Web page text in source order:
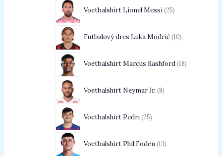
Voetbalshirt Lionel Messi 25
Futbalový dres Luka Modrić 10
Voetbalshirt Marcus Rashford 18
Voetbalshirt Neymar Jr. 8
Voetbalshirt Pedri 25
Voetbalshirt Phil Foden 13